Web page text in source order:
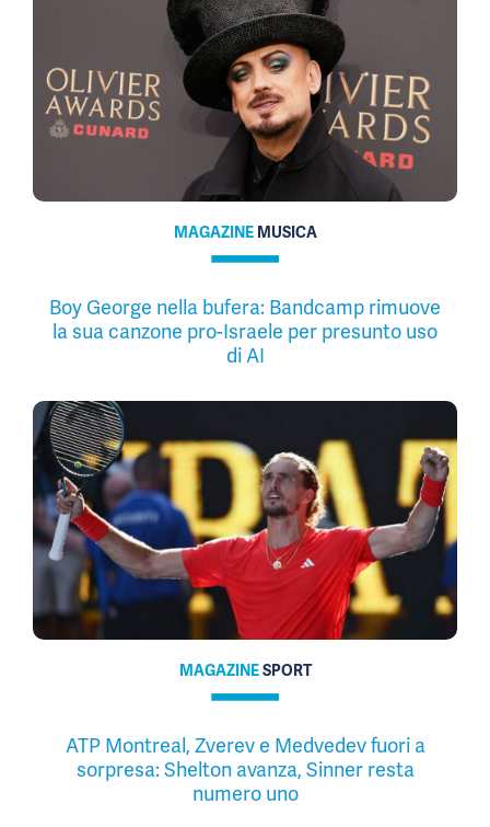
MAGAZINE MUSICA
Boy George nella bufera: Bandcamp rimuove
la sua canzone pro-Israele per presunto uso
di AI
MAGAZINESPORT
ATP Montreal, Zverev e Medvedev fuori a
sorpresa: Shelton avanza, Sinner resta
numero uno